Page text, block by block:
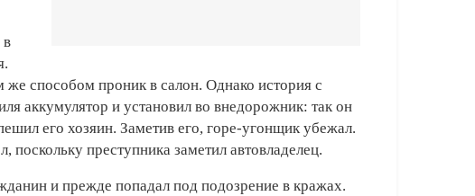
в
способом проник в салон. Однако история с
аккумулятор и установил во внедорожник: так он
его хозяин. Заметив его, горе-угонщик убежал.
преступника заметил автовладелец.
и прежде попадал под подозрение в кражах.